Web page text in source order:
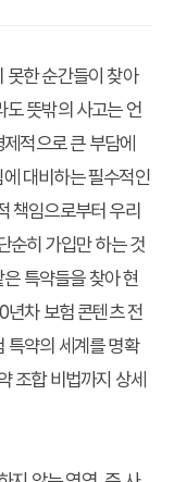
못한 순간들이 찾아
도 뜻밖의 사고는 언
적으로 큰 부담에
대비하는 필수적인
책임으로부터 우리
순히 가입만 하는 것
특약들을 찾아 현
년차 보험 콘텐츠 전
특약의 세계를 명확
조합비법까지 상세